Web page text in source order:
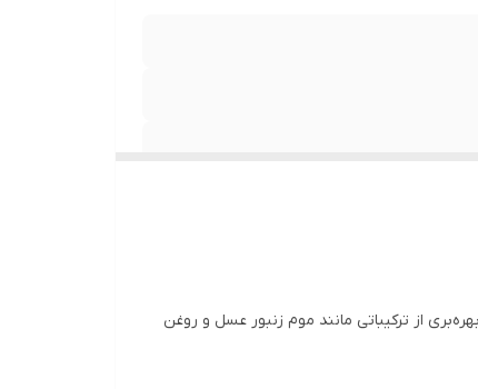
بهره‌بری از ترکیباتی مانند موم زنبور عسل و روغن